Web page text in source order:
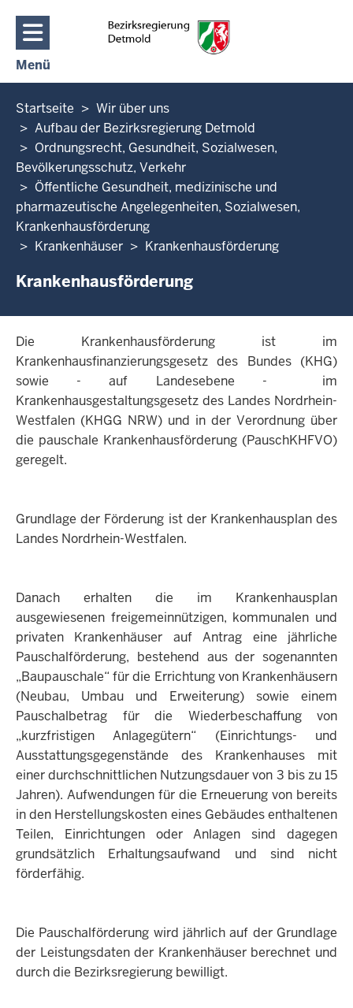
Direkt zum Inhalt
Menü
Sie
befinden
sich
hier
Startseite
Wir über uns
Aufbau der Bezirksregierung Detmold
Ordnungsrecht, Gesundheit, Sozialwesen,
Bevölkerungsschutz, Verkehr
Öffentliche Gesundheit, medizinische und
pharmazeutische Angelegenheiten, Sozialwesen,
Krankenhausförderung
Krankenhäuser
Krankenhausförderung
Krankenhausförderung
Die Krankenhausförderung ist im
Krankenhausfinanzierungsgesetz des Bundes (KHG)
sowie - auf Landesebene - im
Krankenhausgestaltungsgesetz des Landes Nordrhein-
Westfalen (KHGG NRW) und in der Verordnung über
die pauschale Krankenhausförderung (PauschKHFVO)
geregelt.
Grundlage der Förderung ist der Krankenhausplan des
Landes Nordrhein-Westfalen.
Danach erhalten die im Krankenhausplan
ausgewiesenen freigemeinnützigen, kommunalen und
privaten Krankenhäuser auf Antrag eine jährliche
Pauschalförderung, bestehend aus der sogenannten
„Baupauschale“ für die Errichtung von Krankenhäusern
(Neubau, Umbau und Erweiterung) sowie einem
Pauschalbetrag für die Wiederbeschaffung von
„kurzfristigen Anlagegütern“ (Einrichtungs- und
Ausstattungsgegenstände des Krankenhauses mit
einer durchschnittlichen Nutzungsdauer von 3 bis zu 15
Jahren). Aufwendungen für die Erneuerung von bereits
in den Herstellungskosten eines Gebäudes enthaltenen
Teilen, Einrichtungen oder Anlagen sind dagegen
grundsätzlich Erhaltungsaufwand und sind nicht
förderfähig.
Die Pauschalförderung wird jährlich auf der Grundlage
der Leistungsdaten der Krankenhäuser berechnet und
durch die Bezirksregierung bewilligt.